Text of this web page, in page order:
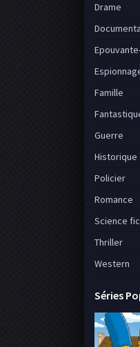
Drame
Famille
Guerre
Historique
Policier
Romance
Science
Thriller
Western
Séries